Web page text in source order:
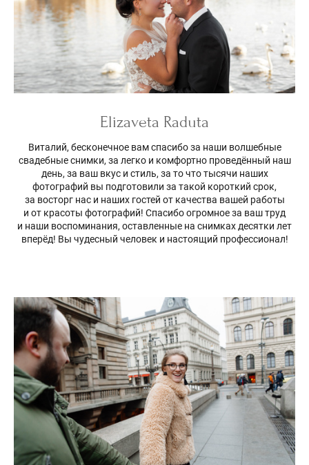
Elizaveta Raduta
Виталий, бесконечное вам спасибо за наши волшебные
свадебные снимки, за легко и комфортно проведённый наш
день, за ваш вкус и стиль, за то что тысячи наших
фотографий вы подготовили за такой короткий срок,
за восторг нас и наших гостей от качества вашей работы
и от красоты фотографий! Спасибо огромное за ваш труд
и наши воспоминания, оставленные на снимках десятки лет
вперёд! Вы чудесный человек и настоящий профессионал!